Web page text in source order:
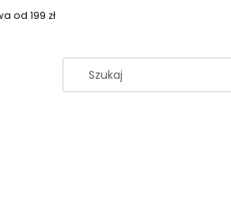
od 199 zł